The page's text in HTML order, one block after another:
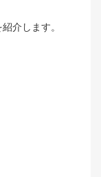
介します。